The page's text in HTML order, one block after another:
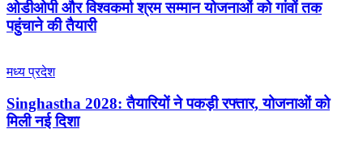
ओडीओपी और विश्वकर्मा श्रम सम्मान योजनाओं को गांवों तक
पहुंचाने की तैयारी
मध्य प्रदेश
Singhastha 2028: तैयारियों ने पकड़ी रफ्तार, योजनाओं को
मिली नई दिशा